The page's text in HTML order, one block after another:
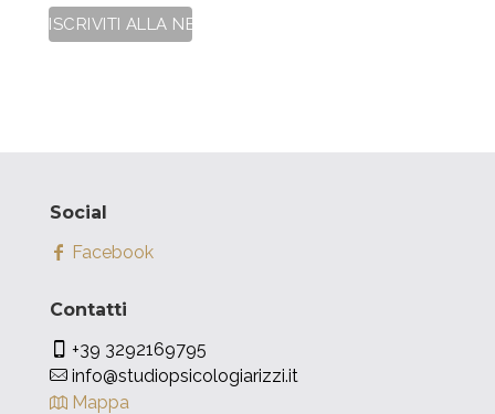
Social
Facebook
Contatti
+39 3292169795
info@studiopsicologiarizzi.it
Mappa